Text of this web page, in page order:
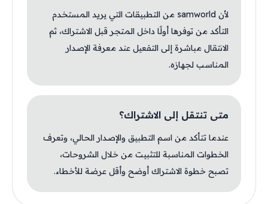
لأن samworld من التطبيقات التي يريد المستخدم
التأكد من توفرها أولًا داخل المتجر قبل الاشتراك، ثم
الانتقال مباشرة إلى التفعيل عند معرفة الإصدار
المناسب لجهازه.
متى تنتقل إلى الاشتراك؟
عندما تتأكد من اسم التطبيق والإصدار الحالي، وتعرف
الخطوات المناسبة للتثبيت من خلال الشروحات،
تصبح خطوة الاشتراك أوضح وأقل عرضة للأخطاء.